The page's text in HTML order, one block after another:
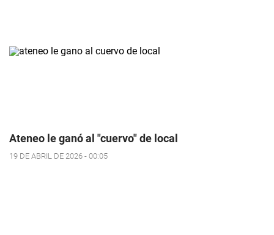
Ateneo le ganó al "cuervo" de local
19 DE ABRIL DE 2026 - 00:05